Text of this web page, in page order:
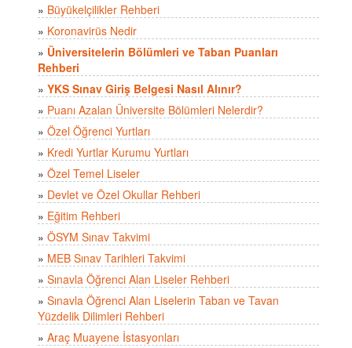
» Büyükelçilikler Rehberi
» Koronavirüs Nedir
» Üniversitelerin Bölümleri ve Taban Puanları
Rehberi
» YKS Sınav Giriş Belgesi Nasıl Alınır?
» Puanı Azalan Üniversite Bölümleri Nelerdir?
» Özel Öğrenci Yurtları
» Kredi Yurtlar Kurumu Yurtları
» Özel Temel Liseler
» Devlet ve Özel Okullar Rehberi
» Eğitim Rehberi
» ÖSYM Sınav Takvimi
» MEB Sınav Tarihleri Takvimi
» Sınavla Öğrenci Alan Liseler Rehberi
» Sınavla Öğrenci Alan Liselerin Taban ve Tavan
Yüzdelik Dilimleri Rehberi
» Araç Muayene İstasyonları